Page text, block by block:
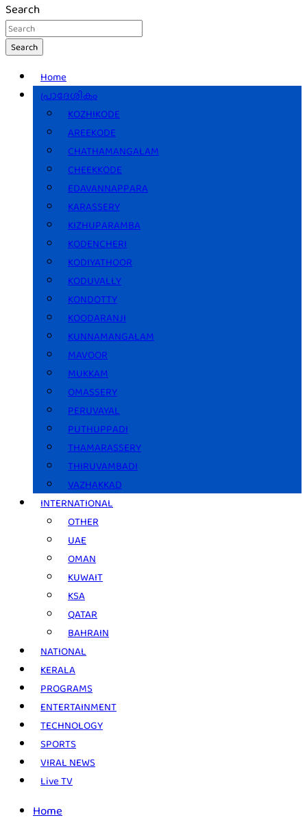
Search
Search
Home
പ്രാദേശികം
KOZHIKODE
AREEKODE
CHATHAMANGALAM
CHEEKKODE
EDAVANNAPPARA
KARASSERY
KIZHUPARAMBA
KODENCHERI
KODIYATHOOR
KODUVALLY
KONDOTTY
KOODARANJI
KUNNAMANGALAM
MAVOOR
MUKKAM
OMASSERY
PERUVAYAL
PUTHUPPADI
THAMARASSERY
THIRUVAMBADI
VAZHAKKAD
INTERNATIONAL
OTHER
UAE
OMAN
KUWAIT
KSA
QATAR
BAHRAIN
NATIONAL
KERALA
PROGRAMS
ENTERTAINMENT
TECHNOLOGY
SPORTS
VIRAL NEWS
Live TV
Home